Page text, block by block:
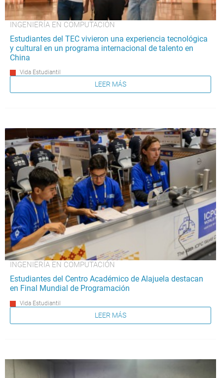
INGENIERÍA EN COMPUTACIÓN
Estudiantes del TEC vivieron una experiencia tecnológica
y cultural en un programa internacional de talento en
China
Vida Estudiantil
LEER MÁS
INGENIERÍA EN COMPUTACIÓN
Estudiantes del Centro Académico de Alajuela destacan
en Final Mundial de Programación
Vida Estudiantil
LEER MÁS